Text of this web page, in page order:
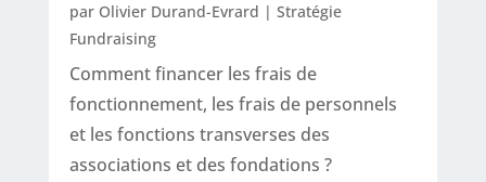
par Olivier Durand-Evrard | Stratégie
Fundraising
Comment financer les frais de
fonctionnement, les frais de personnels
et les fonctions transverses des
associations et des fondations ?